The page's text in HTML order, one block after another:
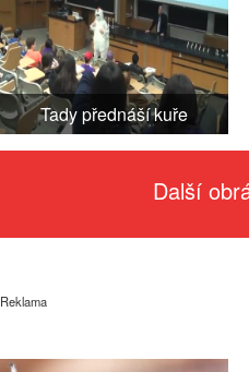
Tady přednáší kuře
Další
Reklama